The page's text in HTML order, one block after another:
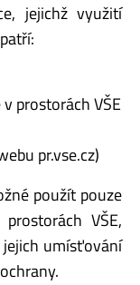
jejichž využití
prostorách VŠE
pr.vse.cz)
použít pouze
VŠE,
umísťování